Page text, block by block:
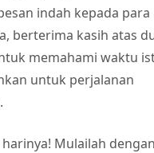
indah kepada para
berterima kasih atas
memahami waktu
untuk perjalanan
harinya! Mulailah